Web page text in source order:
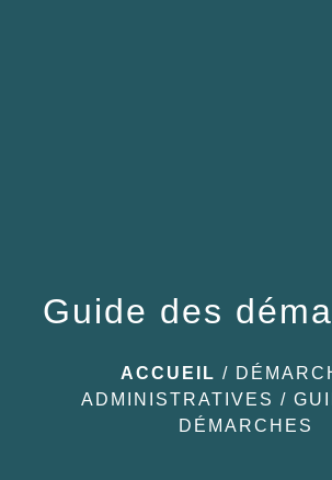
Guide des
ACCUEIL /
ADMINISTRATIVES /
DÉMARCHES